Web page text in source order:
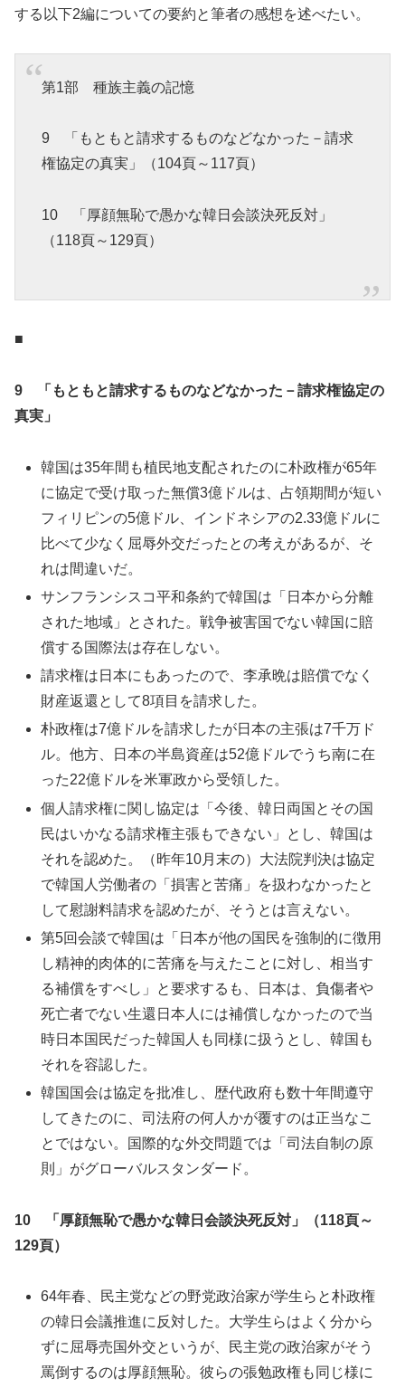
する以下2編についての要約と筆者の感想を述べたい。
第1部 種族主義の記憶
9 「もともと請求するものなどなかった－請求
権協定の真実」（104頁～117頁）
10 「厚顔無恥で愚かな韓日会談決死反対」
（118頁～129頁）
■
9 「もともと請求するものなどなかった－請求権協定の
真実」
韓国は35年間も植民地支配されたのに朴政権が65年
に協定で受け取った無償3億ドルは、占領期間が短い
フィリピンの5億ドル、インドネシアの2.33億ドルに
比べて少なく屈辱外交だったとの考えがあるが、そ
れは間違いだ。
サンフランシスコ平和条約で韓国は「日本から分離
された地域」とされた。戦争被害国でない韓国に賠
償する国際法は存在しない。
請求権は日本にもあったので、李承晩は賠償でなく
財産返還として8項目を請求した。
朴政権は7億ドルを請求したが日本の主張は7千万ド
ル。他方、日本の半島資産は52億ドルでうち南に在
った22億ドルを米軍政から受領した。
個人請求権に関し協定は「今後、韓日両国とその国
民はいかなる請求権主張もできない」とし、韓国は
それを認めた。（昨年10月末の）大法院判決は協定
で韓国人労働者の「損害と苦痛」を扱わなかったと
して慰謝料請求を認めたが、そうとは言えない。
第5回会談で韓国は「日本が他の国民を強制的に徴用
し精神的肉体的に苦痛を与えたことに対し、相当す
る補償をすべし」と要求するも、日本は、負傷者や
死亡者でない生還日本人には補償しなかったので当
時日本国民だった韓国人も同様に扱うとし、韓国も
それを容認した。
韓国国会は協定を批准し、歴代政府も数十年間遵守
してきたのに、司法府の何人かが覆すのは正当なこ
とではない。国際的な外交問題では「司法自制の原
則」がグローバルスタンダード。
10 「厚顔無恥で愚かな韓日会談決死反対」（118頁～
129頁）
64年春、民主党などの野党政治家が学生らと朴政権
の韓日会議推進に反対した。大学生らはよく分から
ずに屈辱売国外交というが、民主党の政治家がそう
罵倒するのは厚顔無恥。彼らの張勉政権も同じ様に